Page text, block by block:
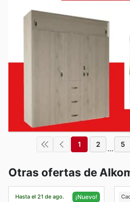
1 2 ... 5
Otras ofertas de
Hasta el 21 de ago. ¡Nuevo!